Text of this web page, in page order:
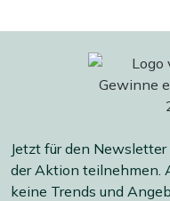
Jetzt für den
der Aktion teilnehmen.
keine Trends und